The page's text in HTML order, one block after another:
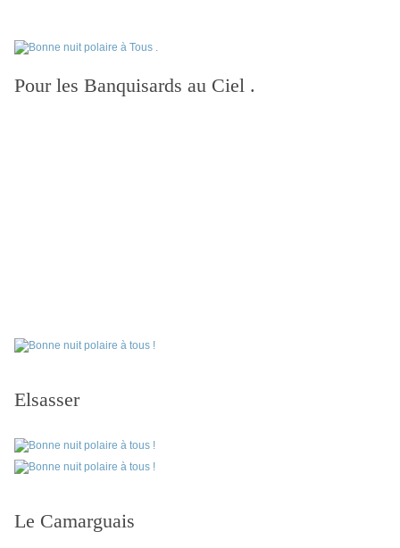
Pour les Banquisards au Ciel .
Elsasser
Le Camarguais